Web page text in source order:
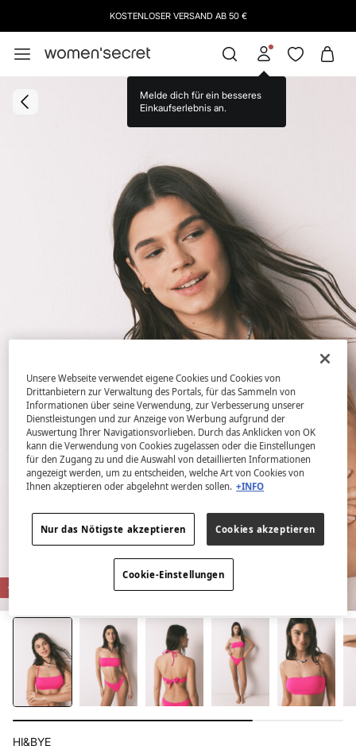
KOSTENLOSER VERSAND AB 50 €
Melde dich für ein besseres
Einkaufserlebnis an.
-72%
HI&BYE
Unsere Webseite verwendet eigene Cookies und Cookies von
Drittanbietern zur Verwaltung des Portals, für das Sammeln von
Informationen über seine Verwendung, zur Verbesserung unserer
Dienstleistungen und zur Anzeige von Werbung aufgrund der
Auswertung Ihrer Navigationsvorlieben. Durch das Anklicken von OK
kann die Verwendung von Cookies zugelassen oder die Einstellungen
für den Zugang zu und die Auswahl von detaillierten Informationen
angezeigt werden, um zu entscheiden, welche Art von Cookies von
Ihnen akzeptieren oder abgelehnt werden sollen. +INFO
Nur das Nötigste akzeptieren Cookies akzeptieren
Cookie-Einstellungen